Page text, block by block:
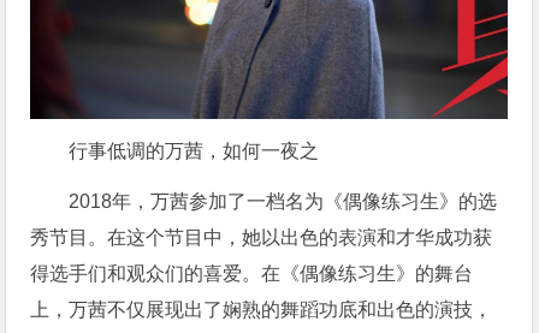
行事低调的万茜，如何一夜之
2018年，万茜参加了一档名为《偶像练习生》的选
秀节目。在这个节目中，她以出色的表演和才华成功获
得选手们和观众们的喜爱。在《偶像练习生》的舞台
上，万茜不仅展现出了娴熟的舞蹈功底和出色的演技，